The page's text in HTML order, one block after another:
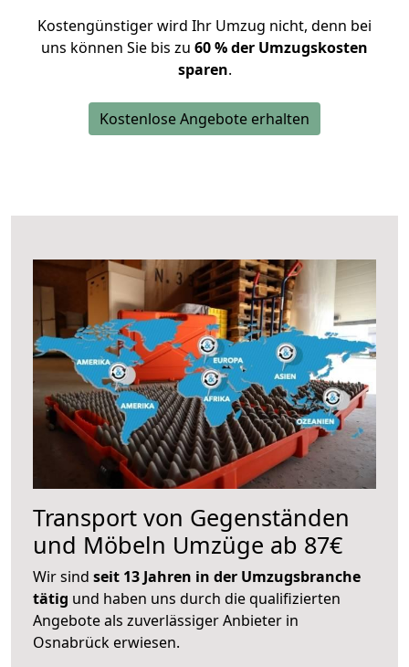
Kostengünstiger wird Ihr Umzug nicht, denn bei
uns können Sie bis zu 60 % der Umzugskosten
sparen.
Kostenlose Angebote erhalten
Transport von Gegenständen
und Möbeln Umzüge ab 87€
Wir sind seit 13 Jahren in der Umzugsbranche
tätig und haben uns durch die qualifizierten
Angebote als zuverlässiger Anbieter in
Osnabrück erwiesen.